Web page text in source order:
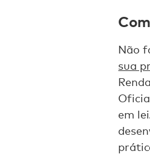
Não
sua
em